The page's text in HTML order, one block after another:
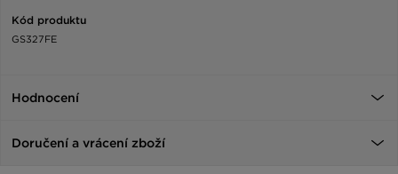
Kód produktu
GS327FE
Hodnocení
Doručení a vrácení zboží